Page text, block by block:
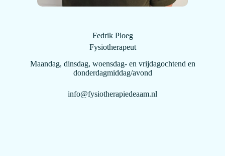
Fedrik Ploeg
Fysiotherapeut
Maandag, dinsdag, woensdag- en vrijdagochtend en
donderdagmiddag/avond
info@fysiotherapiedeaam.nl